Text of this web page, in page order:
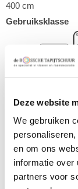
Deze website
We gebruiken
en om ons
informatie over
partners voor
400 cm
Gebruiksklasse
, ,
Kleur
Bruin
Gewicht
2115 g/m2
Poolhoogte
3,9 mm